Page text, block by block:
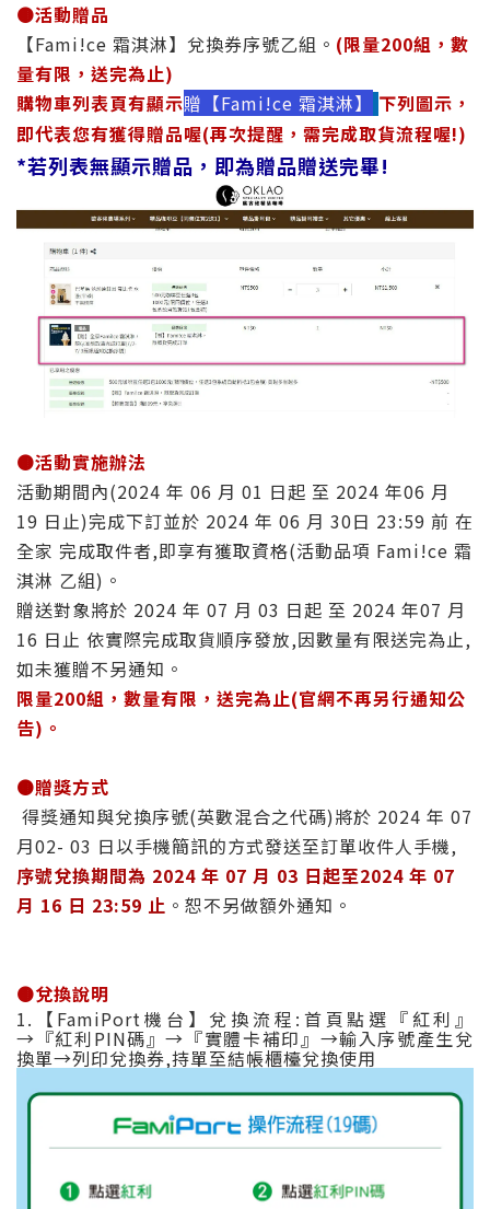
🟤活動贈品
【Fami!ce 霜淇淋】兌換券序號乙組。 (限量200組，數
量有限，送完為止)
購物車列表頁有顯示贈【Fami!ce 霜淇淋】
下列圖示，
即代表您有獲得贈品喔(再次提醒，需完成取貨流程喔!)
*若列表無顯示贈品，即為贈品贈送完畢!
🟤活動實施辦法
活動期間內(2024 年 06 月 01 日起 至 2024 年06 月
19 日止)完成下訂並於 2024 年 06 月 30日 23:59 前 在
全家 完成取件者,即享有獲取資格(活動品項 Fami!ce 霜
淇淋 乙組)。
贈送對象將於 2024 年 07 月 03 日起 至 2024 年07 月
16 日止 依實際完成取貨順序發放,因數量有限送完為止,
如未獲贈不另通知。
限量200組， 數量有限，送完為止(官網不再另行通知公
告)。
🟤贈獎方式
得獎通知與兌換序號(英數混合之代碼)將於 2024 年 07
月02- 03 日以手機簡訊的方式發送至訂單收件人手機,
序號兌換期間為 2024 年 07 月 03 日起至2024 年 07
月 16 日 23:59 止 。恕不另做額外通知。
🟤兌換說明
1.【FamiPort機台】兌換流程:首頁點選『紅利』
→『紅利PIN碼』→『實體卡補印』→輸入序號產生兌
換單→列印兌換券,持單至結帳櫃檯兌換使用